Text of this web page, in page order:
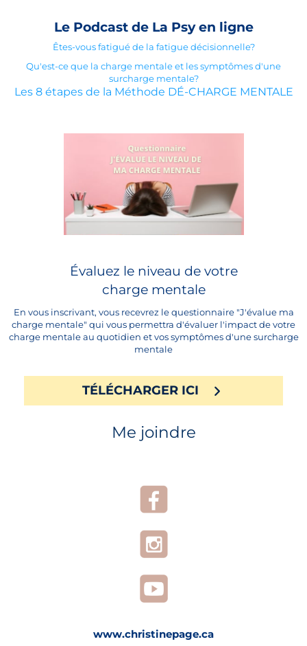
Le Podcast de La Psy en ligne
Êtes-vous fatigué de la fatigue décisionnelle?
Qu'est-ce que la charge mentale et les symptômes d'une
surcharge mentale?
Les 8 étapes de la Méthode DÉ-CHARGE MENTALE
Évaluez le niveau de votre
charge mentale
En vous inscrivant, vous recevrez le questionnaire "J'évalue ma
charge mentale" qui vous permettra d'évaluer l'impact de votre
charge mentale au quotidien et vos symptômes d'une surcharge
mentale
TÉLÉCHARGER ICI
Me joindre
www.christinepage.ca